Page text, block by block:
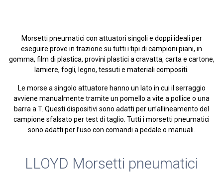
Morsetti pneumatici con attuatori singoli e doppi ideali per
eseguire prove in trazione su tutti i tipi di campioni piani, in
gomma, film di plastica, provini plastici a cravatta, carta e cartone,
lamiere, fogli, legno, tessuti e materiali compositi.
Le morse a singolo attuatore hanno un lato in cui il serraggio
avviene manualmente tramite un pomello a vite a pollice o una
barra a T. Questi dispositivi sono adatti per un’allineamento del
campione sfalsato per test di taglio. Tutti i morsetti pneumatici
sono adatti per l’uso con comandi a pedale o manuali.
LLOYD Morsetti pneumatici